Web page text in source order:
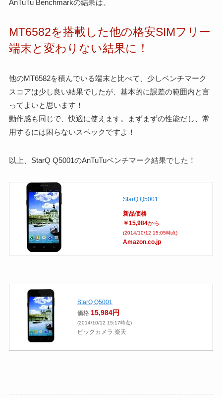
AnTuTu Benchmarkの結果は、
MT6582を搭載した他の格安SIMフリー
端末と変わりない結果に！
他のMT6582を積んでいる端末と比べて、少しベンチマーク
スコアは少し良い結果でしたが、基本的に誤差の範囲内と言
ってよいと思います！
動作感も同じで、快適に使えます。まずまずの性能だし、常
用するには困らないスペックですよ！
以上、StarQ Q5001のAnTuTuベンチマーク結果でした！
StarQ Q5001
新品価格
￥15,984から
(2014/10/12 15:05時点)
Amazon.co.jp
StarQ Q5001
価格:15,984円
(2014/10/12 15:17時点)
ビックカメラ 楽天